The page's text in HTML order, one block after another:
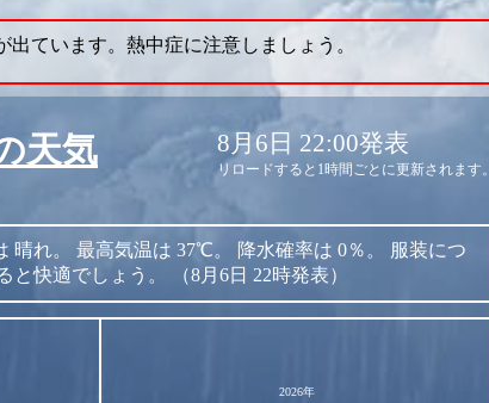
ています。熱中症に注意しましょう。
天気 8月6日 22:00発表
リロードすると1時間ごとに更新されます。
晴れ。 最高気温は 37℃。 降水確率は 0％。
服装につ
と快適でしょう。 （8月6日 22時発表）
2026年